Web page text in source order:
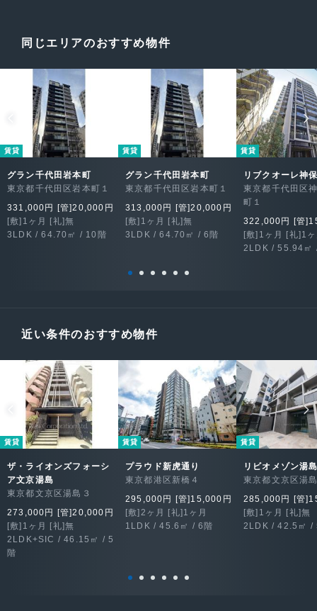
同じエリアのおすすめ物件
賃貸
グラン千代田岩本町
東京都千代田区岩本町１
331,000円 [管]20,000円
[敷]1ヶ月 [礼]無
3LDK / 64.70㎡ / 10階
賃貸
グラン千代田岩本町
東京都千代田区岩本町１
313,000円 [管]20,000円
[敷]1ヶ月 [礼]無
3LDK / 64.70㎡ / 6階
賃貸
リブクオーレ神
東京都千代田区
町１
322,000円 [管
[敷]1ヶ月 [礼]1
2LDK / 55.94㎡
近い条件のおすすめ物件
賃貸
ザ・ライオンズフォーシ
ア文京湯島
東京都文京区湯島３
273,000円 [管]20,000円
[敷]1ヶ月 [礼]無
2LDK+SIC / 46.15㎡ / 5
階
賃貸
プラウド新虎通り
東京都港区新橋４
295,000円 [管]15,000円
[敷]2ヶ月 [礼]1ヶ月
1LDK / 45.6㎡ / 6階
賃貸
リビオメゾン湯
東京都文京区湯
285,000円 [管
[敷]1ヶ月 [礼]無
2LDK / 42.5㎡ /